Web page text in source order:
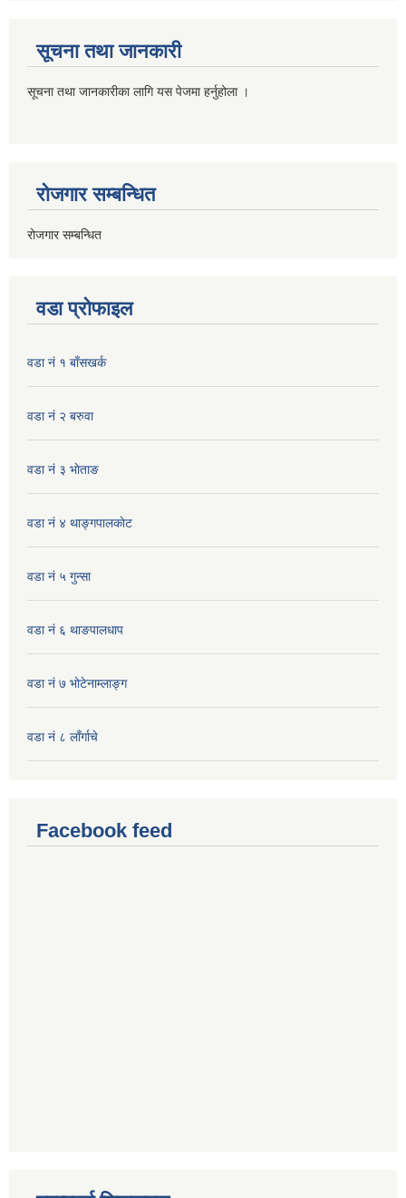
सूचना तथा जानकारी
सूचना तथा जानकारीका लागि यस पेजमा हर्नुहोला ।
रोजगार सम्बन्धित
रोजगार सम्बन्धित
वडा प्रोफाइल
वडा नं १ बाँसखर्क
वडा नं २ बरुवा
वडा नं ३ भाेताङ
वडा नं ४ थाङ्गपालकाेट
वडा नं ५ गुन्सा
वडा नं ६ थाङपालधाप
वडा नं ७ भाेटेनाम्लाङ्ग
वडा नं ८ लाँर्गाचे
Facebook feed